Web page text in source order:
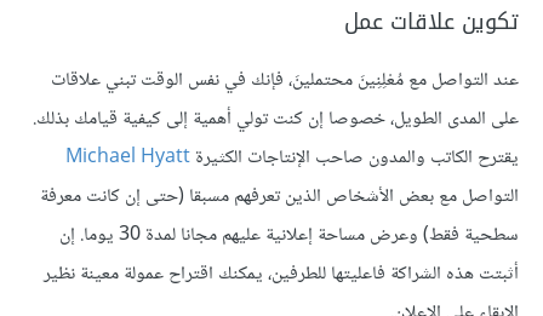
تكوين علاقات عمل
عند التواصل مع مُعْلِنِينَ محتملينَ، فإنك في نفس الوقت تبني علاقات
على المدى الطويل، خصوصا إن كنت تولي أهمية إلى كيفية قيامك بذلك.
يقترح الكاتب والمدون صاحب الإنتاجات الكثيرةMichael Hyatt
التواصل مع بعض الأشخاص الذين تعرفهم مسبقا (حتى إن كانت معرفة
سطحية فقط) وعرض مساحة إعلانية عليهم مجانا لمدة 30 يوما. إن
أثبتت هذه الشراكة فاعليتها للطرفين، يمكنك اقتراح عمولة معينة نظير